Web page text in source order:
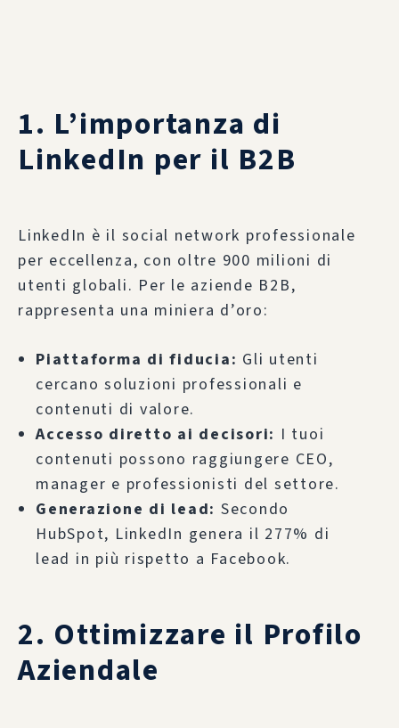
1. L’importanza di
LinkedIn per il B2B
LinkedIn è il social network professionale
per eccellenza, con oltre 900 milioni di
utenti globali. Per le aziende B2B,
rappresenta una miniera d’oro:
Piattaforma di fiducia: Gli utenti
cercano soluzioni professionali e
contenuti di valore.
Accesso diretto ai decisori: I tuoi
contenuti possono raggiungere CEO,
manager e professionisti del settore.
Generazione di lead: Secondo
HubSpot, LinkedIn genera il 277% di
lead in più rispetto a Facebook.
2. Ottimizzare il Profilo
Aziendale